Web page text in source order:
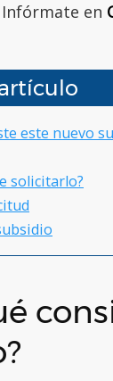
Infórmate en
este nuevo
solicitarlo?